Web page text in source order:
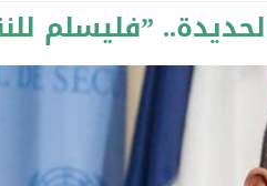
”فليسلم